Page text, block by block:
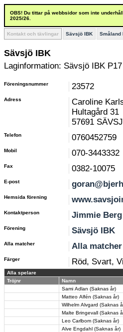
OBS! Du tittar på webbsidor som inte
2025/26.
Kontakt och tävlingar Sävsjö IBK Småland
Sävsjö IBK
Laginformation: Sävsjö IBK
Föreningsnummer 23572
Adress
Caroline
Hultagård 31
57691
Telefon 0760452759
Mobil 070-3443332
Fax 0382-10075
E-post
Hemsida förening
Kontaktperson Jimmie Berg
Förening Sävsjö IBK
Alla matcher Alla
Färger Röd, Svart,
Alla spelare
Tröjnr
Namn
Sami Adlan (Saknas år)
Matteo Alfén (Saknas år)
Wilhelm Alvgard (Saknas
Malte Bringevall (Saknas
Leo Carlbom (Saknas år)
Alve Engdahl (Saknas år)